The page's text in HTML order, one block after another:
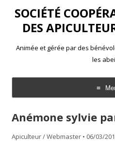
SOCIÉTÉ
DES
Animée et gérée par des
les
Aller
contenu
Anémone sylvie
Apiculteur / Webmaster • 06/03/